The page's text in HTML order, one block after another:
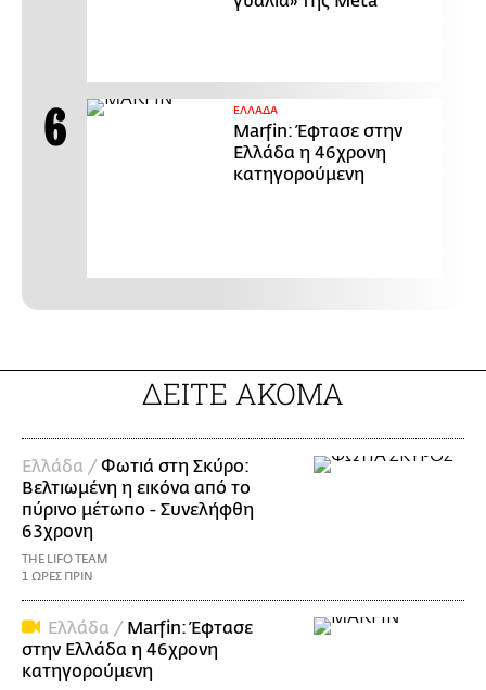
ΕΛΛΑΔΑ
Marfin: Έφτασε στην
Ελλάδα η 46χρονη
κατηγορούμενη
ΔΕΙΤΕ ΑΚΟΜΑ
Ελλάδα /Φωτιά στη Σκύρο:
Βελτιωμένη η εικόνα από το
πύρινο μέτωπο - Συνελήφθη
63χρονη
THE LIFO TEAM
1 ΩΡΕΣ ΠΡΙΝ
Ελλάδα / Marfin: Έφτασε
στην Ελλάδα η 46χρονη
κατηγορούμενη